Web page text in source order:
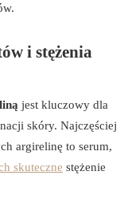
i stężenia
jest kluczowy dla
skóry. Najczęściej
argirelinę to serum,
skuteczne stężenie